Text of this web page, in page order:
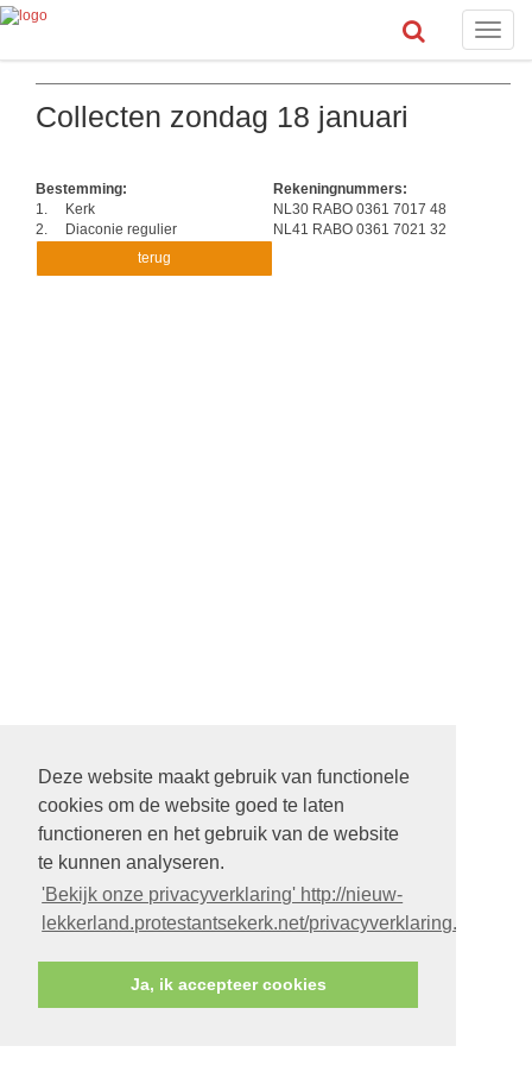
Deze website maakt gebruik van functionele
cookies om de website goed te laten
functioneren en het gebruik van de website
te kunnen analyseren.
'Bekijk onze privacyverklaring' http://nieuw-
lekkerland.protestantsekerk.net/privacyverklaring.aspx
Ja, ik accepteer cookies
Toggle
Collecten zondag 18 januari
Bestemming:
Rekeningnummers:
1.
Kerk
NL30 RABO 0361 7017 48
2.
Diaconie regulier
NL41 RABO 0361 7021 32
terug